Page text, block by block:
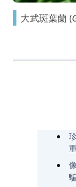
大武斑葉蘭 (